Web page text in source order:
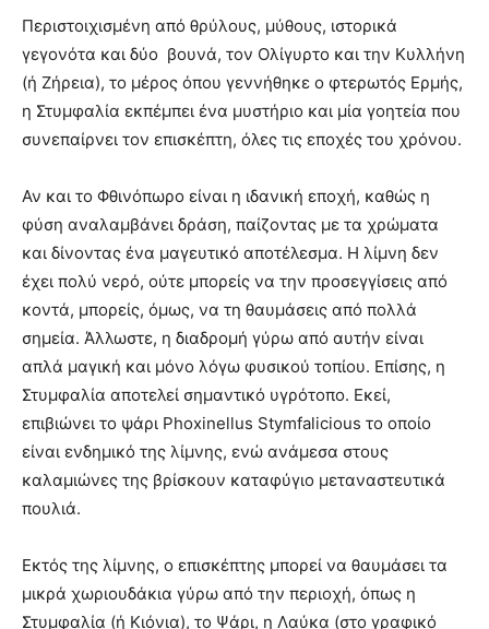
Περιστοιχισμένη από θρύλους, μύθους, ιστορικά
γεγονότα και δύο βουνά, τον Ολίγυρτο και την Κυλλήνη
(ή Ζήρεια), το μέρος όπου γεννήθηκε ο φτερωτός Ερμής,
η Στυμφαλία εκπέμπει ένα μυστήριο και μία γοητεία που
συνεπαίρνει τον επισκέπτη, όλες τις εποχές του χρόνου.
Αν και το Φθινόπωρο είναι η ιδανική εποχή, καθώς η
φύση αναλαμβάνει δράση, παίζοντας με τα χρώματα
και δίνοντας ένα μαγευτικό αποτέλεσμα. Η λίμνη δεν
έχει πολύ νερό, ούτε μπορείς να την προσεγγίσεις από
κοντά, μπορείς, όμως, να τη θαυμάσεις από πολλά
σημεία. Άλλωστε, η διαδρομή γύρω από αυτήν είναι
απλά μαγική και μόνο λόγω φυσικού τοπίου. Επίσης, η
Στυμφαλία αποτελεί σημαντικό υγρότοπο. Εκεί,
επιβιώνει το ψάρι Phoxinellus Stymfalicious το οποίο
είναι ενδημικό της λίμνης, ενώ ανάμεσα στους
καλαμιώνες της βρίσκουν καταφύγιο μεταναστευτικά
πουλιά.
Εκτός της λίμνης, ο επισκέπτης μπορεί να θαυμάσει τα
μικρά χωριουδάκια γύρω από την περιοχή, όπως η
Στυμφαλία (ή Κιόνια), το Ψάρι, η Λαύκα (στο γραφικό